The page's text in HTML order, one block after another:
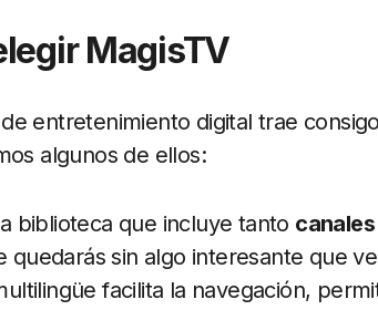
MagisTV
entretenimiento digital trae
algunos de ellos:
biblioteca que incluye tanto
quedarás sin algo interesante que
facilita la navegación,